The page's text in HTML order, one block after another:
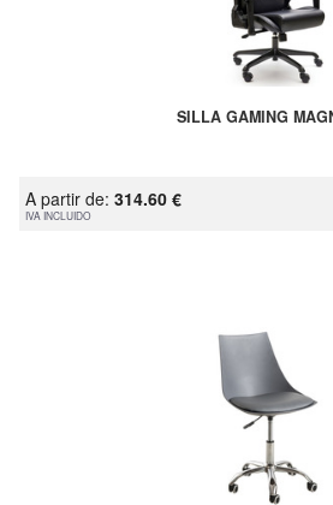
SILLA GAMING
A partir de: 314.60 €
IVA INCLUIDO